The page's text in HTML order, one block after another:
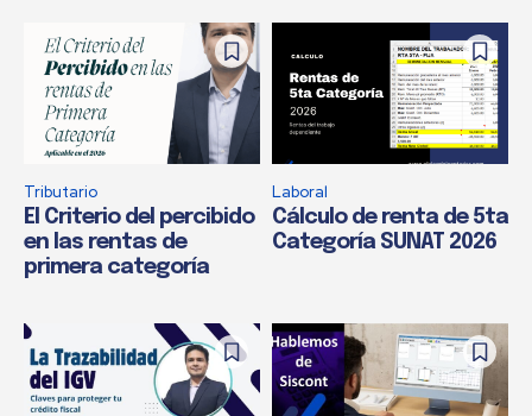
Tributario
El Criterio del percibido
en las rentas de
primera categoría
Laboral
Cálculo de renta de 5ta
Categoría SUNAT 2026